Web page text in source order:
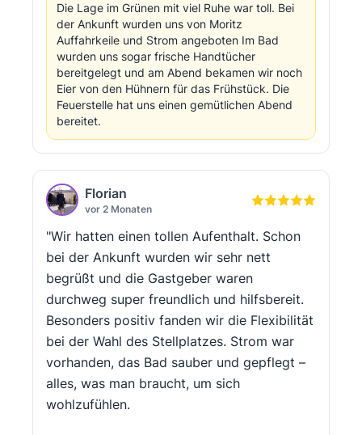
Die Lage im Grünen mit viel Ruhe war toll. Bei
der Ankunft wurden uns von Moritz
Auffahrkeile und Strom angeboten Im Bad
wurden uns sogar frische Handtücher
bereitgelegt und am Abend bekamen wir noch
Eier von den Hühnern für das Frühstück. Die
Feuerstelle hat uns einen gemütlichen Abend
bereitet.
Florian
vor 2 Monaten
"Wir hatten einen tollen Aufenthalt. Schon
bei der Ankunft wurden wir sehr nett
begrüßt und die Gastgeber waren
durchweg super freundlich und hilfsbereit.
Besonders positiv fanden wir die Flexibilität
bei der Wahl des Stellplatzes. Strom war
vorhanden, das Bad sauber und gepflegt –
alles, was man braucht, um sich
wohlzufühlen.